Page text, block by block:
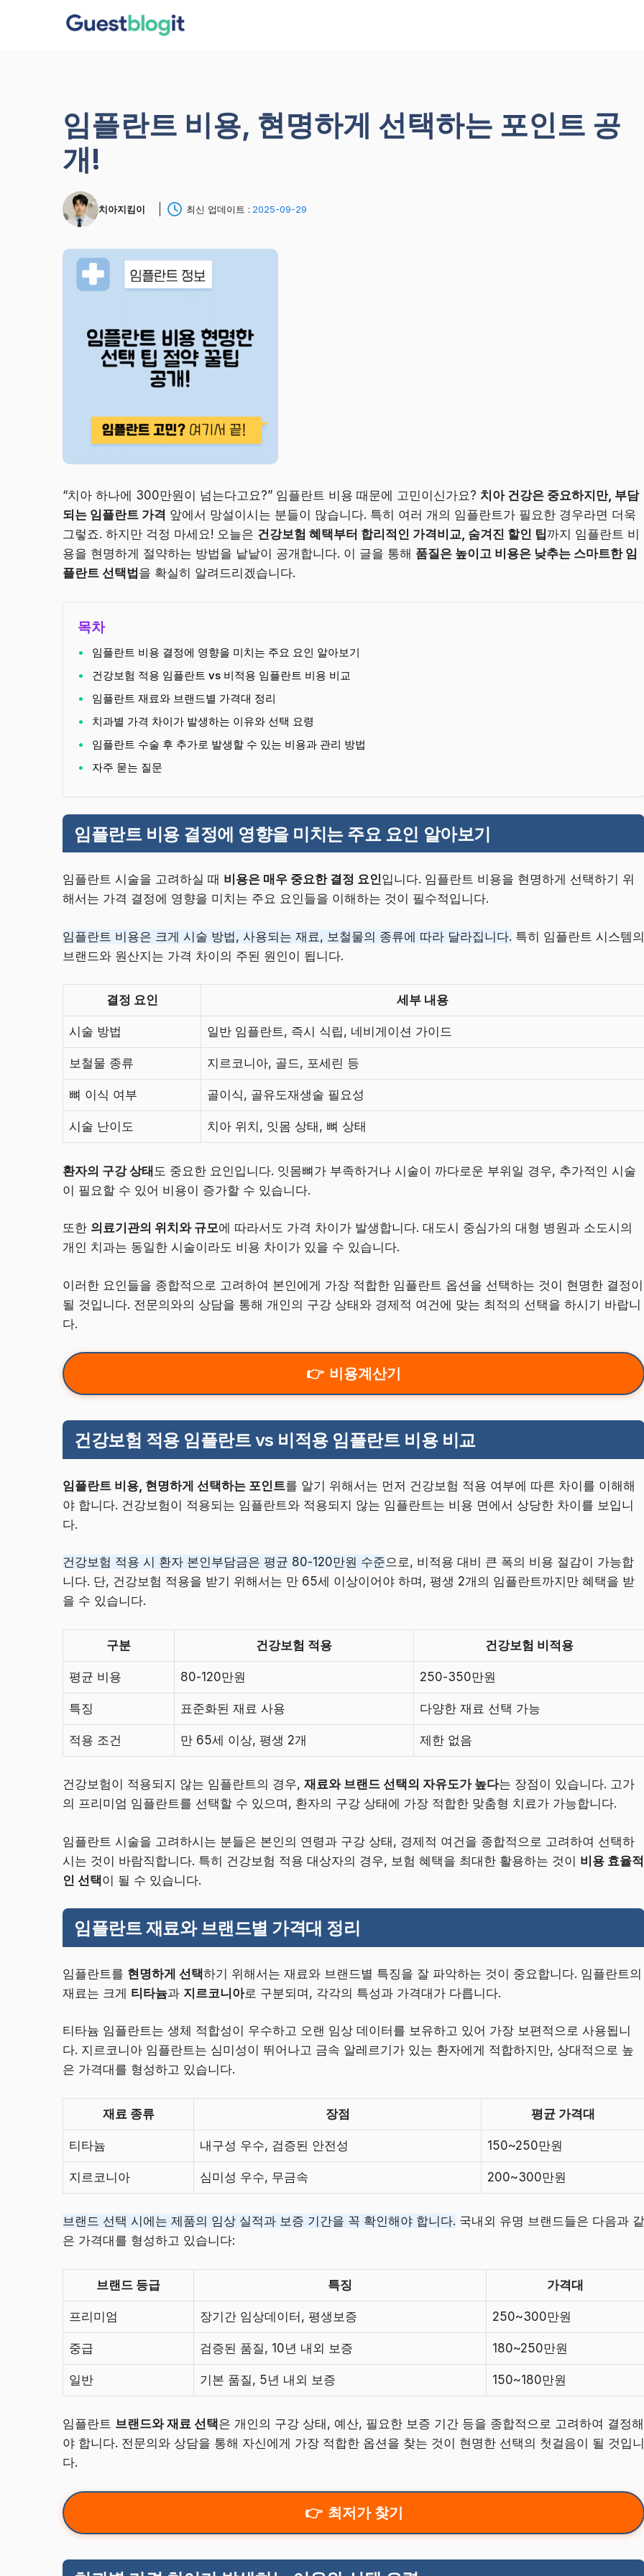
임플란트 비용, 현명하게 선택하는 포인트 공
개!
치아지킴이 최신 업데이트 : 2025-09-29
“치아 하나에 300만원이 넘는다고요?” 임플란트 비용 때문에 고민이신가요? 치아 건강은 중요하지만, 부담
되는 임플란트 가격 앞에서 망설이시는 분들이 많습니다. 특히 여러 개의 임플란트가 필요한 경우라면 더욱
그렇죠. 하지만 걱정 마세요! 오늘은 건강보험 혜택부터 합리적인 가격비교, 숨겨진 할인 팁까지 임플란트 비
용을 현명하게 절약하는 방법을 낱낱이 공개합니다. 이 글을 통해 품질은 높이고 비용은 낮추는 스마트한 임
플란트 선택법 을 확실히 알려드리겠습니다.
목차
임플란트 비용 결정에 영향을 미치는 주요 요인 알아보기
건강보험 적용 임플란트 vs 비적용 임플란트 비용 비교
임플란트 재료와 브랜드별 가격대 정리
치과별 가격 차이가 발생하는 이유와 선택 요령
임플란트 수술 후 추가로 발생할 수 있는 비용과 관리 방법
자주 묻는 질문
임플란트 비용 결정에 영향을 미치는 주요 요인 알아보기
임플란트 시술을 고려하실 때 비용은 매우 중요한 결정 요인입니다. 임플란트 비용을 현명하게 선택하기 위
해서는 가격 결정에 영향을 미치는 주요 요인들을 이해하는 것이 필수적입니다.
임플란트 비용은 크게 시술 방법, 사용되는 재료, 보철물의 종류에 따라 달라집니다. 특히 임플란트 시스템의
브랜드와 원산지는 가격 차이의 주된 원인이 됩니다.
결정 요인 세부 내용
시술 방법 일반 임플란트, 즉시 식립, 네비게이션 가이드
보철물 종류 지르코니아, 골드, 포세린 등
뼈 이식 여부 골이식, 골유도재생술 필요성
시술 난이도 치아 위치, 잇몸 상태, 뼈 상태
환자의 구강 상태 도 중요한 요인입니다. 잇몸뼈가 부족하거나 시술이 까다로운 부위일 경우, 추가적인 시술
이 필요할 수 있어 비용이 증가할 수 있습니다.
또한 의료기관의 위치와 규모에 따라서도 가격 차이가 발생합니다. 대도시 중심가의 대형 병원과 소도시의
개인 치과는 동일한 시술이라도 비용 차이가 있을 수 있습니다.
이러한 요인들을 종합적으로 고려하여 본인에게 가장 적합한 임플란트 옵션을 선택하는 것이 현명한 결정이
될 것입니다. 전문의와의 상담을 통해 개인의 구강 상태와 경제적 여건에 맞는 최적의 선택을 하시기 바랍니
다.
비용계산기
건강보험 적용 임플란트 vs 비적용 임플란트 비용 비교
임플란트 비용, 현명하게 선택하는 포인트를 알기 위해서는 먼저 건강보험 적용 여부에 따른 차이를 이해해
야 합니다. 건강보험이 적용되는 임플란트와 적용되지 않는 임플란트는 비용 면에서 상당한 차이를 보입니
다.
건강보험 적용 시 환자 본인부담금은 평균 80-120만원 수준으로, 비적용 대비 큰 폭의 비용 절감이 가능합
니다. 단, 건강보험 적용을 받기 위해서는 만 65세 이상이어야 하며, 평생 2개의 임플란트까지만 혜택을 받
을 수 있습니다.
구분 건강보험 적용 건강보험 비적용
평균 비용 80-120만원 250-350만원
특징 표준화된 재료 사용 다양한 재료 선택 가능
적용 조건 만 65세 이상, 평생 2개 제한 없음
건강보험이 적용되지 않는 임플란트의 경우, 재료와 브랜드 선택의 자유도가 높다는 장점이 있습니다. 고가
의 프리미엄 임플란트를 선택할 수 있으며, 환자의 구강 상태에 가장 적합한 맞춤형 치료가 가능합니다.
임플란트 시술을 고려하시는 분들은 본인의 연령과 구강 상태, 경제적 여건을 종합적으로 고려하여 선택하
시는 것이 바람직합니다. 특히 건강보험 적용 대상자의 경우, 보험 혜택을 최대한 활용하는 것이 비용 효율적
인 선택이 될 수 있습니다.
임플란트 재료와 브랜드별 가격대 정리
임플란트를 현명하게 선택하기 위해서는 재료와 브랜드별 특징을 잘 파악하는 것이 중요합니다. 임플란트의
재료는 크게 티타늄과 지르코니아로 구분되며, 각각의 특성과 가격대가 다릅니다.
티타늄 임플란트는 생체 적합성이 우수하고 오랜 임상 데이터를 보유하고 있어 가장 보편적으로 사용됩니
다. 지르코니아 임플란트는 심미성이 뛰어나고 금속 알레르기가 있는 환자에게 적합하지만, 상대적으로 높
은 가격대를 형성하고 있습니다.
재료 종류 장점 평균 가격대
티타늄 내구성 우수, 검증된 안전성 150~250만원
지르코니아 심미성 우수, 무금속 200~300만원
브랜드 선택 시에는 제품의 임상 실적과 보증 기간을 꼭 확인해야 합니다. 국내외 유명 브랜드들은 다음과 같
은 가격대를 형성하고 있습니다:
브랜드 등급 특징 가격대
프리미엄 장기간 임상데이터, 평생보증 250~300만원
중급 검증된 품질, 10년 내외 보증 180~250만원
일반 기본 품질, 5년 내외 보증 150~180만원
임플란트 브랜드와 재료 선택은 개인의 구강 상태, 예산, 필요한 보증 기간 등을 종합적으로 고려하여 결정해
야 합니다. 전문의와 상담을 통해 자신에게 가장 적합한 옵션을 찾는 것이 현명한 선택의 첫걸음이 될 것입니
다.
최저가 찾기